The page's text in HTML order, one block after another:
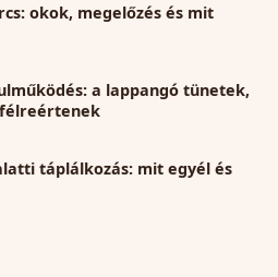
okok, megelőzés és mit
a lappangó tünetek,
táplálkozás: mit egyél és